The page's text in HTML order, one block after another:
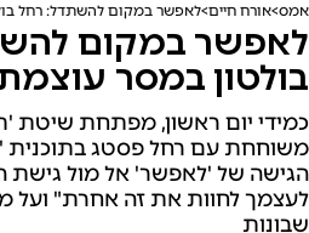
אמס אורח חיים לאפשר במקום להשתדל: רחל
לאפשר במקום
בולטון במסר
כמידי יום ראשון, מפתחת שיטת
משוחחת עם רחל פסטג בתוכנית
הגישה של 'לאפשר' אל מול
לעצמך לחוות את זה אחרת" ועל
שבונות